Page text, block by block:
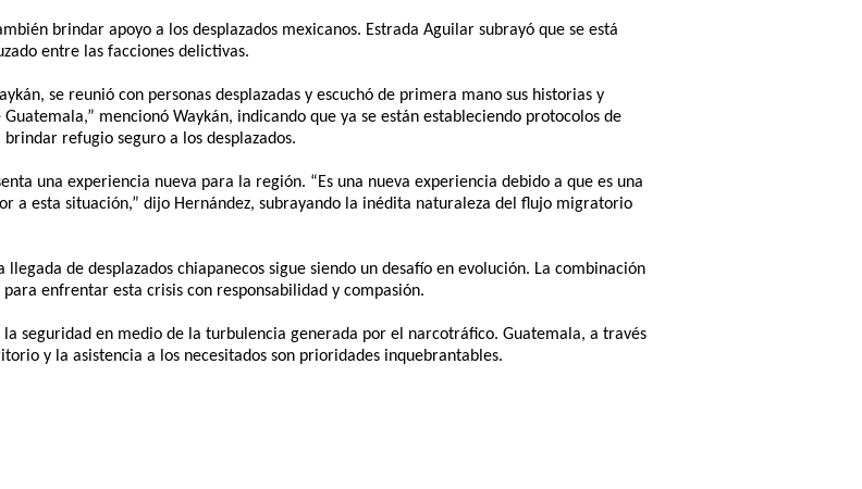
brindar apoyo a los desplazados mexicanos. Estrada Aguilar subrayó que se está
entre las facciones delictivas.
se reunió con personas desplazadas y escuchó de primera mano sus historias y
mencionó Waykán, indicando que ya se están estableciendo protocolos de
refugio seguro a los desplazados.
una experiencia nueva para la región. “Es una nueva experiencia debido a que es una
a esta situación,” dijo Hernández, subrayando la inédita naturaleza del flujo migratorio
de desplazados chiapanecos sigue siendo un desafío en evolución. La combinación
enfrentar esta crisis con responsabilidad y compasión.
seguridad en medio de la turbulencia generada por el narcotráfico. Guatemala, a través
y la asistencia a los necesitados son prioridades inquebrantables.